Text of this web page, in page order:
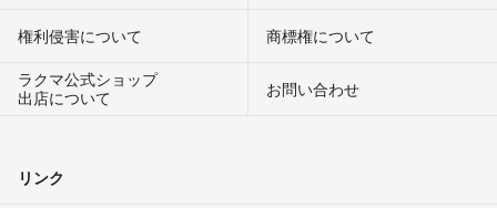
権利侵害について
商標権について
ラクマ公式ショップ
出店について
お問い合わせ
リンク